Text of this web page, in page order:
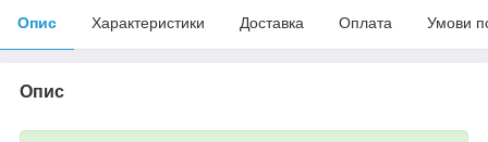
Опис Характеристики Доставка Оплата Умови
Опис